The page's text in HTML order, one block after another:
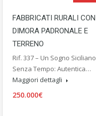
FABBRICATI RURALI CON
DIMORA PADRONALE E
TERRENO
Rif. 337 – Un Sogno Siciliano
Senza Tempo: Autentica…
Maggiori dettagli
250.000€